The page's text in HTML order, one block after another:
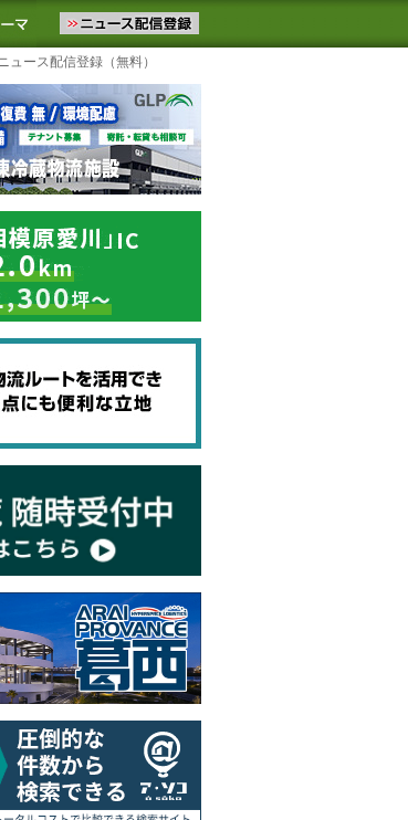
けします。物流ニュースメール配信を登録す
追加 よく見るテーマ
ニュース配信登録（無料）